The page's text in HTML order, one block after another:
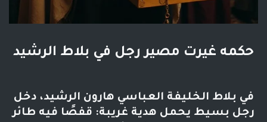
حكمه غيرت مصير رجل في بلاط الرشيد
في بلاط الخليفة العباسي هارون الرشيد، دخل
رجل بسيط يحمل هدية غريبة: قفصًا فيه طائر